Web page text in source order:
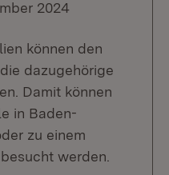
2024
können den
dazugehörige
Damit können
in Baden-
zu einem
werden.